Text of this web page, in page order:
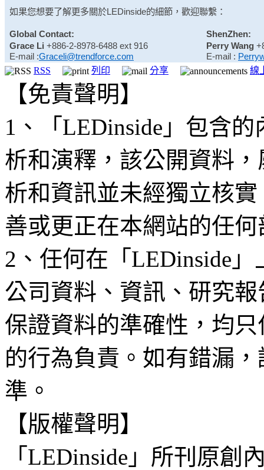
如果您想要了解更多關於LEDinside的細節，歡迎聯繫：
Global Contact:
ShenZhen:
Grace Li +886-2-8978-6488 ext 916
E-mail :Graceli@trendforce.com
Perry Wang
E-mail :
RSS
列印 分享 線
【免責聲明】
1、「LEDinside」包含
析和演釋，該公開資料
析和資訊並未經獨立核
善或更正在本網站的任
2、任何在「LEDinside
公司資料、資訊、研究
保證資料的準確性，均
的行為負責。如有錯漏
準。
【版權聲明】
「LEDinside」所刊原創